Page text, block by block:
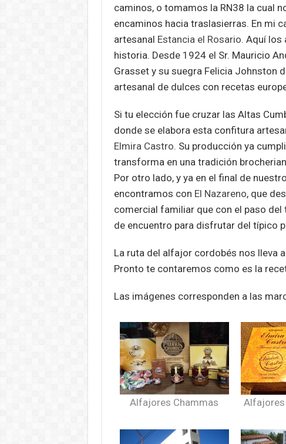
caminos, o tomamos la RN38 la cual
encaminos hacia traslasierras. En mi
artesanal Estancia el Rosario. Aquí los
historia. Desde 1924 el Sr. Mauricio
Grasset y su suegra Felicia Johnston
artesanal de dulces con recetas
Si tu elección fue cruzar las Altas
donde se elabora esta confitura
Elmira Castro. Su producción ya
transforma en una tradición
Por otro lado, y ya en el final de
encontramos con El Nazareno, que
comercial familiar que con el paso
de encuentro para disfrutar del típico
La ruta del alfajor cordobés nos lleva
Pronto te contaremos como es la
Las imágenes corresponden a las
Alfajores Chammas Alfajores